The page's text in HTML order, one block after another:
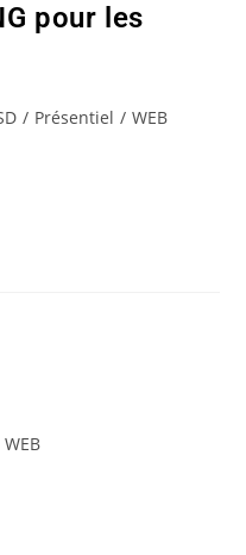
pour les
/ Présentiel / WEB
WEB